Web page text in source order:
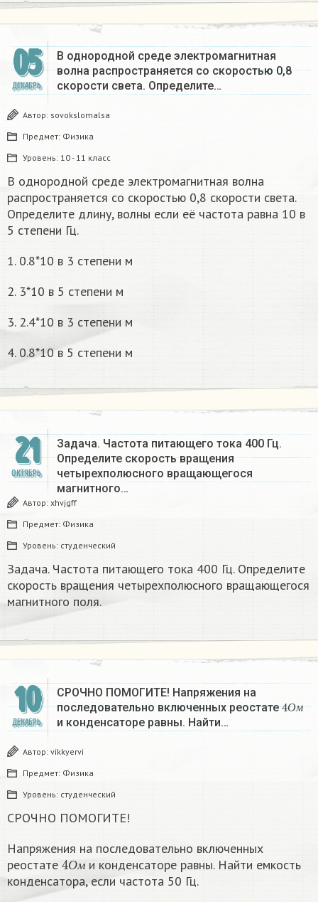
05
ДЕКАБРЬ
В однородной среде электромагнитная
волна распространяется со скоростью 0,8
скорости света. Определите…
Автор: sovokslomalsa
Предмет: Физика
Уровень: 10 - 11 класс
В однородной среде электромагнитная волна
распространяется со скоростью 0,8 скорости света.
Определите длину, волны если её частота равна 10 в
5 степени Гц.
1. 0.8*10 в 3 степени м
2. 3*10 в 5 степени м
3. 2.4*10 в 3 степени м
4. 0.8*10 в 5 степени м
21
ОКТЯБРЬ
Задача. Частота питающего тока 400 Гц.
Определите скорость вращения
четырехполюсного вращающегося
магнитного…
Автор: xhvjgff
Предмет: Физика
Уровень: студенческий
Задача. Частота питающего тока 400 Гц. Определите
скорость вращения четырехполюсного вращающегося
магнитного поля.
10
ДЕКАБРЬ
СРОЧНО ПОМОГИТЕ! Напряжения на
последовательно включенных реостате
Ом
4О
и конденсаторе равны. Найти…
Автор: vikkyervi
Предмет: Физика
Уровень: студенческий
СРОЧНО ПОМОГИТЕ!
Напряжения на последовательно включенных
реостате
Ом
4О м и конденсаторе равны. Найти емкость
конденсатора, если частота 50 Гц.